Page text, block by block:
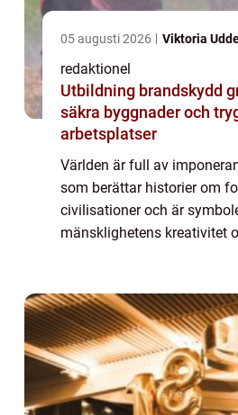
05 augusti 2026 Viktoria
redaktionel
Utbildning brandskydd grunden för
säkra byggnader och
arbetsplatser
Världen är full av
som berättar historier om
civilisationer och är
mänsklighetens kreativitet